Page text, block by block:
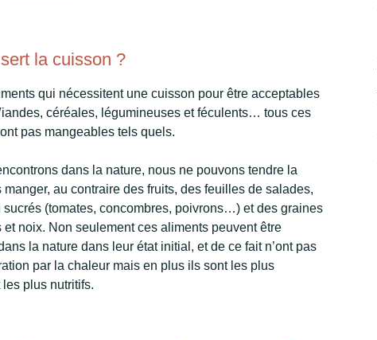
la cuisson ?
qui nécessitent une cuisson pour être acceptables
céréales, légumineuses et féculents… tous ces
pas mangeables tels quels.
dans la nature, nous ne pouvons tendre la
manger, au contraire des fruits, des feuilles de salades,
sucrés (tomates, concombres, poivrons…) et des graines
noix. Non seulement ces aliments peuvent être
la nature dans leur état initial, et de ce fait n’ont pas
par la chaleur mais en plus ils sont les plus
plus nutritifs.